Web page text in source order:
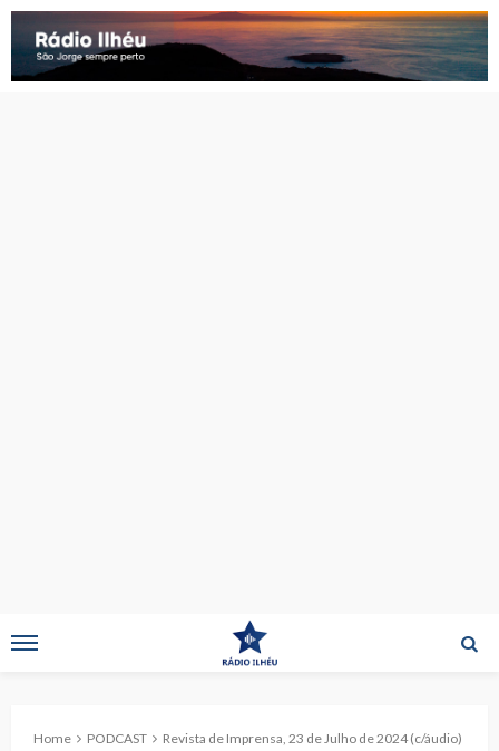
Home PODCAST Revista de Imprensa, 23 de Julho de 2024 (c/áudio)